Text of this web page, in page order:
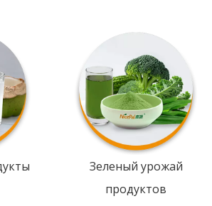
Зеленый урожай
продуктов